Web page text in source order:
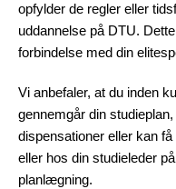
opfylder de regler eller
uddannelse på DTU.
forbindelse med din
Vi anbefaler, at du inden
gennemgår din
dispensationer eller kan
eller hos din studieleder
planlægning.